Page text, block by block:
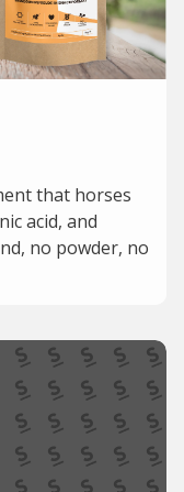
that horses
acid, and
no powder, no